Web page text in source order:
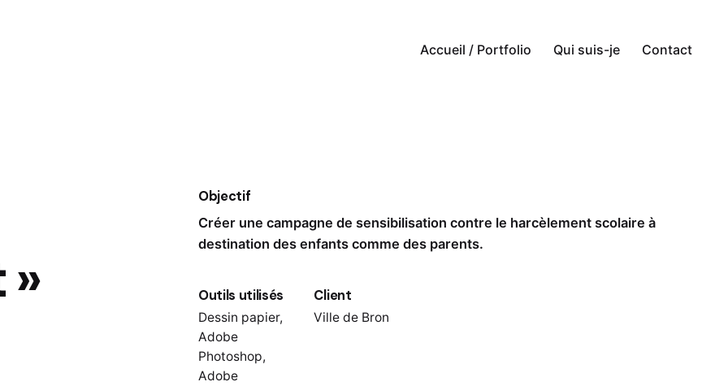
Accueil / Portfolio Qui suis-je Contact
Objectif
Créer une campagne de sensibilisation contre le harcèlement scolaire à
destination des enfants comme des parents.
Outils utilisés
Dessin papier,
Adobe
Photoshop,
Adobe
Client
Ville de Bron